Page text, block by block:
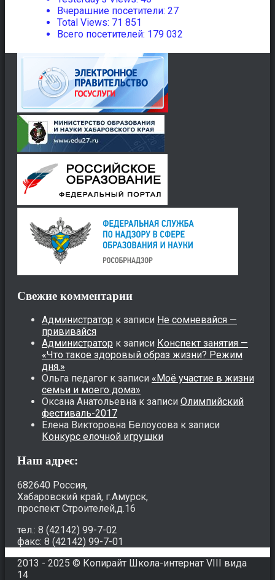
Вчерашние посетители: 27
Total Views: 71 851
Всего посетителей: 179 032
Свежие комментарии
Администратор к записи Не сомневайся —
прививайся
Администратор к записи Конспект занятия —
«Что такое здоровый образ жизни? Режим
дня.»
Ольга педагог к записи «Моё участие в жизни
семьи и моего дома»
Оксана Анатольевна к записи Олимпийский
фестиваль-2017
Елена Викторовна Белоусова к записи
Конкурс елочной игрушки
Наш адрес:
682640 Россия,
Хабаровский край, г.Амурск,
проспект Строителей,д.16
тел.: 8 (42142) 99-7-02
факс: 8 (42142) 99-7-01
2013 - 2025 © Копирайт Школа-интернат VIII вида
14